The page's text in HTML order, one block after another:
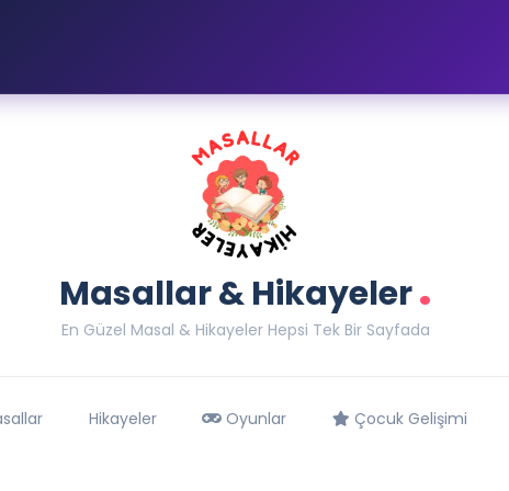
Masallar & Hikayeler.
En Güzel Masal & Hikayeler Hepsi Tek Bir Sayfada
Hikayeler Oyunlar Çocuk Gelişimi